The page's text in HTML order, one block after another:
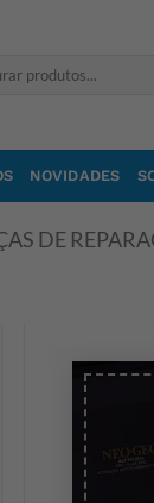
NOVIDADES
DE